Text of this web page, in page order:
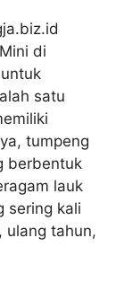
di
satu
tumpeng
berbentuk
lauk
sering kali
ulang tahun,